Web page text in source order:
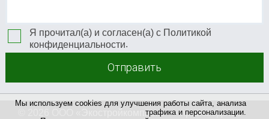
Мы используем cookies для улучшения работы сайта, анализа
трафика и персонализации.
Я прочитал(а) и согласен(а) с Политикой
конфиденциальности.
Отправить
Экостройкомплекс +» производство